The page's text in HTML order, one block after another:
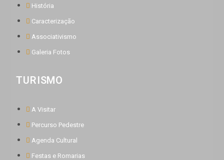
História
Caracterização
Associativismo
Galeria Fotos
TURISMO
A Visitar
Percurso Pedestre
Agenda Cultural
Festas e Romarias